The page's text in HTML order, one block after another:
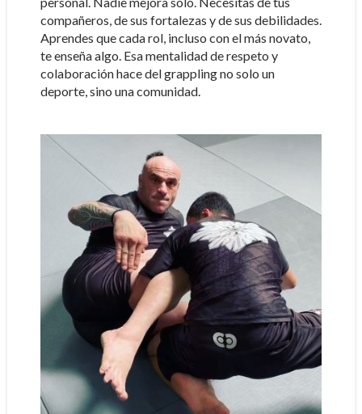
compañeros, de sus fortalezas y de sus debilidades.
Aprendes que cada rol, incluso con el más novato,
te enseña algo. Esa mentalidad de respeto y
colaboración hace del grappling no solo un
deporte, sino una comunidad.